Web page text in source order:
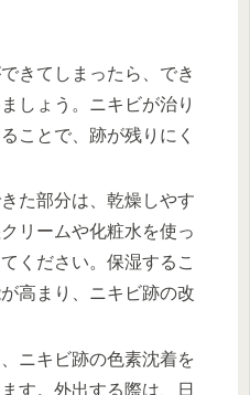
きてしまったら、でき
しょう。ニキビが治り
ことで、跡が残りにく
た部分は、乾燥しやす
リームや化粧水を使っ
ください。保湿するこ
高まり、ニキビ跡の改
ニキビ跡の色素沈着を
す。外出する際は、日